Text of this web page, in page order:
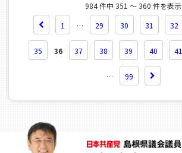
984 件中 351 ～ 360 件を表示
1
… 29 30 31 32
35 36 37 38 39 40 41
… 99